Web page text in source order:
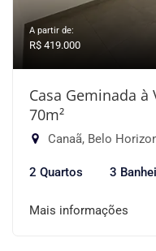
A partir de:
R$ 419.000
Casa Geminada
70m²
Canaã, Belo
2 Quartos 3
Mais informações